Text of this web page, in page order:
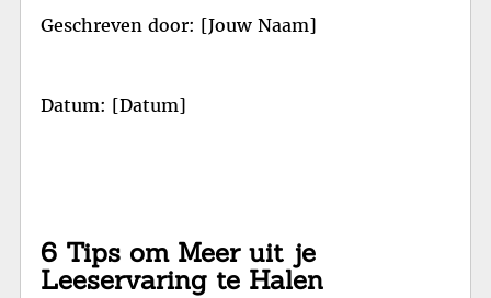
Geschreven door: [Jouw Naam]
Datum: [Datum]
6 Tips om Meer uit je
Leeservaring te Halen